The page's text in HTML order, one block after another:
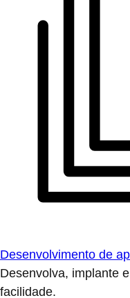
Desenvolvimento de
Desenvolva, implante
facilidade.